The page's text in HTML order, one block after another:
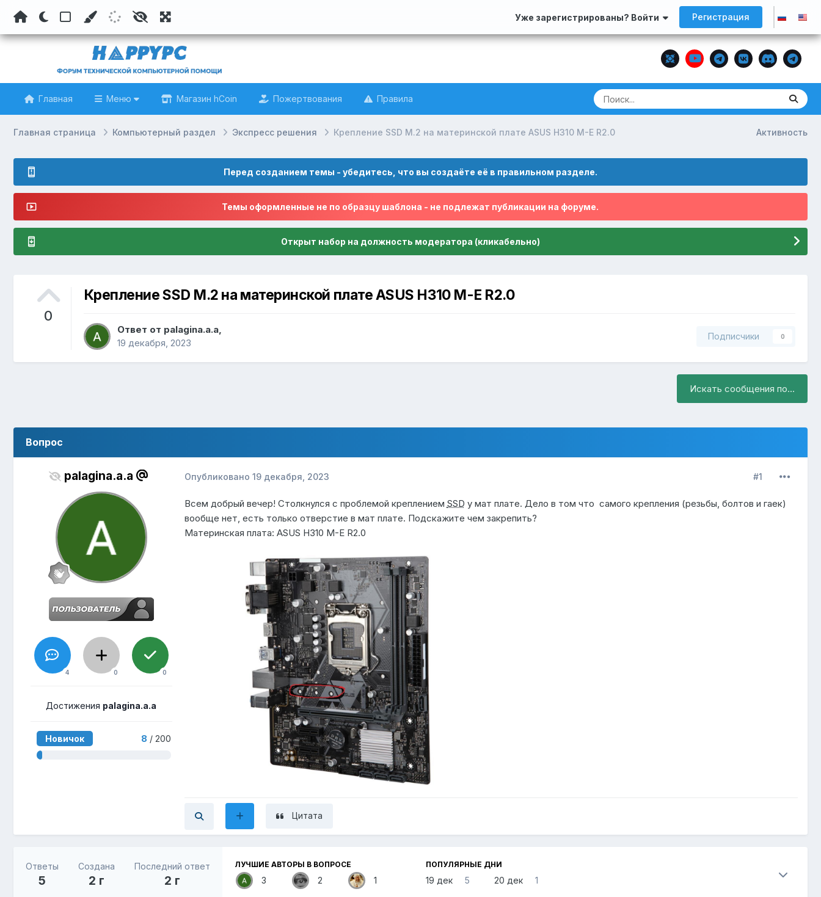
Уже зарегистрированы? Войти Регистрация
Главная Меню Магазин hCoin Пожертвования Правила
Активность
Главная страница Компьютерный раздел Экспресс решения Крепление SSD M.2 на материнской плате ASUS H310 M-E R2.0
Перед созданием темы - убедитесь, что вы создаёте её в правильном разделе.
Темы оформленные не по образцу шаблона - не подлежат публикации на форуме.
Открыт набор на должность модератора (кликабельно)
0
Крепление SSD M.2 на материнской плате ASUS H310 M-E R2.0
Ответ от palagina.a.a,
19 декабря, 2023
Подписчики 0
Искать сообщения по...
Вопрос
palagina.a.a
4 0 0
Достижения palagina.a.a
Новичок 8 / 200
#1
Опубликовано 19 декабря, 2023
Всем добрый вечер! Столкнулся с проблемой креплением SSD у мат плате. Дело в том что самого крепления (резьбы, болтов и гаек)
вообще нет, есть только отверстие в мат плате. Подскажите чем закрепить?
Материнская плата: ASUS H310 M-E R2.0
Цитата
Ответы
5
Создана
2 г
Последний ответ
2 г
ЛУЧШИЕ АВТОРЫ В ВОПРОСЕ
3 2 1
ПОПУЛЯРНЫЕ ДНИ
19 дек 5 20 дек 1